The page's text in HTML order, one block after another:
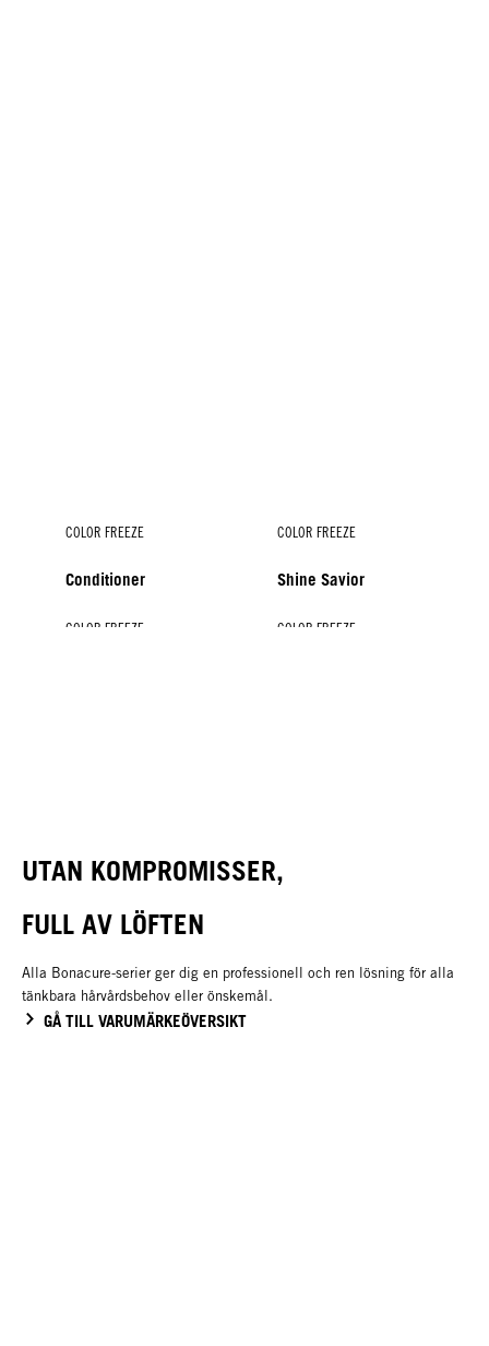
COLOR FREEZE
Conditioner
COLOR FREEZE
Shine Savior
COLOR FREEZE COLOR FREEZE
UTAN KOMPROMISSER,
FULL AV LÖFTEN
Alla Bonacure-serier ger dig en professionell och ren lösning för alla
tänkbara hårvårdsbehov eller önskemål.
GÅ TILL VARUMÄRKEÖVERSIKT